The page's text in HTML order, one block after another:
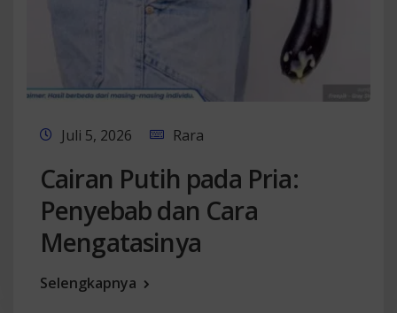
Juli 5, 2026 Rara
Cairan Putih pada Pria:
Penyebab dan Cara
Mengatasinya
Selengkapnya